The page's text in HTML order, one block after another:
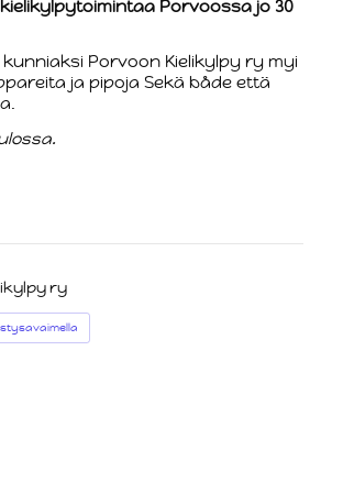
Porvoossa jo 30
Porvoon Kielikylpy ry myi
ja pipoja Sekä både että
ry